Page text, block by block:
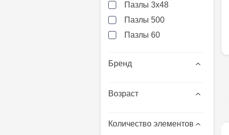
Пазлы 3х48
Пазлы 500
Пазлы 60
Бренд
Возраст
Количество элементов